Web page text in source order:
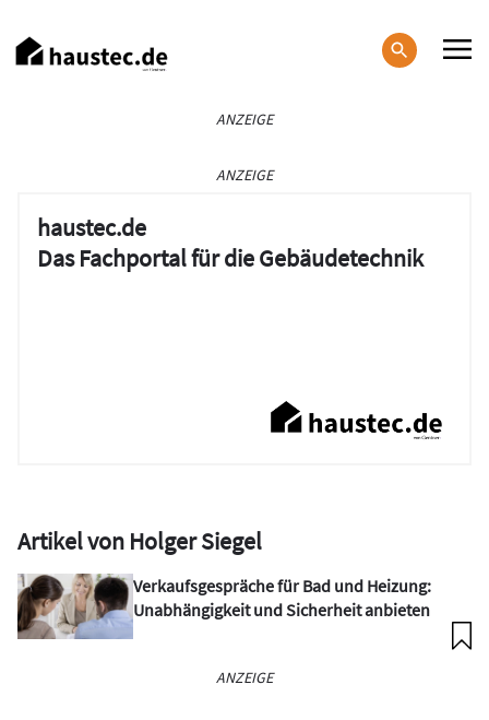
zum
Inhalt
ANZEIGE
ANZEIGE
haustec.de
Das Fachportal für die Gebäudetechnik
Artikel von Holger Siegel
Verkaufsgespräche für Bad und Heizung:
Unabhängigkeit und Sicherheit anbieten
ANZEIGE